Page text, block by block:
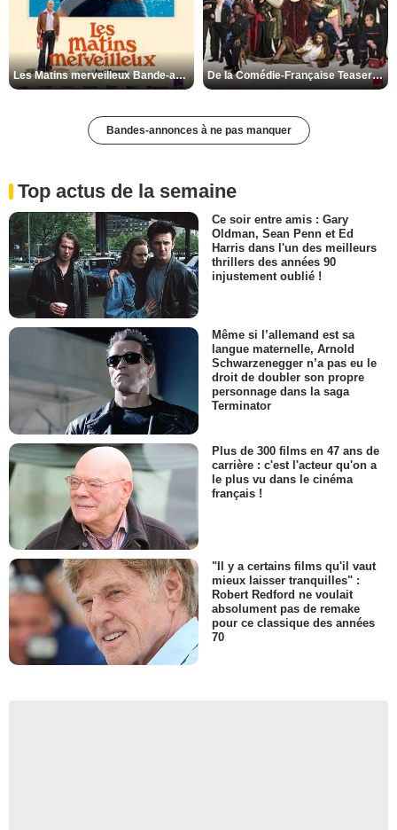
Les Matins merveilleux Bande-annonce VF De la Comédie-Française Teaser VF
Bandes-annonces à ne pas manquer
Top actus de la semaine
Ce soir entre amis : Gary
Oldman, Sean Penn et Ed
Harris dans l'un des meilleurs
thrillers des années 90
injustement oublié !
Même si l’allemand est sa
langue maternelle, Arnold
Schwarzenegger n’a pas eu le
droit de doubler son propre
personnage dans la saga
Terminator
Plus de 300 films en 47 ans de
carrière : c'est l'acteur qu'on a
le plus vu dans le cinéma
français !
"Il y a certains films qu'il vaut
mieux laisser tranquilles" :
Robert Redford ne voulait
absolument pas de remake
pour ce classique des années
70